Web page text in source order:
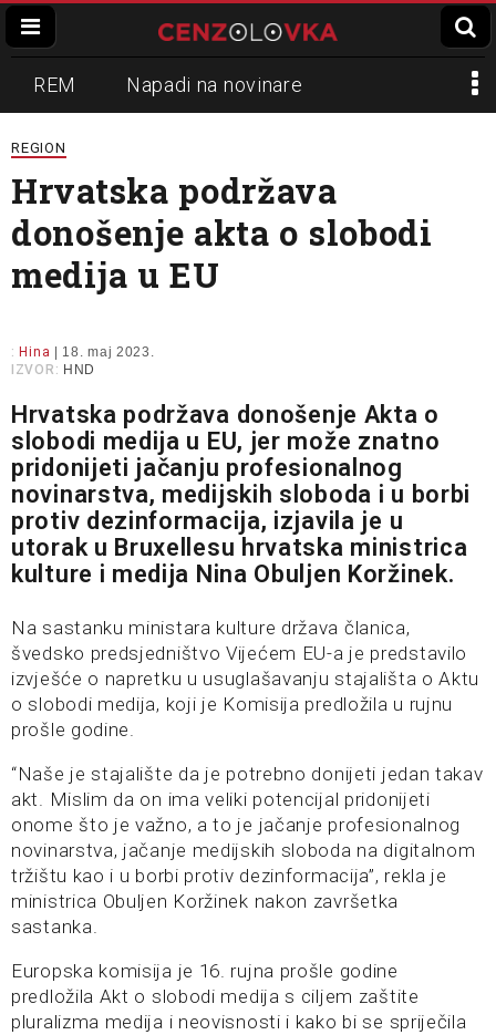
REM Napadi na novinare
Zvučni top
Propaganda Lokalni mediji
Informer Slavko Ćuruvija
REGION
Hrvatska podržava
donošenje akta o slobodi
medija u EU
: Hina | 18. maj 2023.
IZVOR: HND
Hrvatska podržava donošenje Akta o
slobodi medija u EU, jer može znatno
pridonijeti jačanju profesionalnog
novinarstva, medijskih sloboda i u borbi
protiv dezinformacija, izjavila je u
utorak u Bruxellesu hrvatska ministrica
kulture i medija Nina Obuljen Koržinek.
Na sastanku ministara kulture država članica,
švedsko predsjedništvo Vijećem EU-a je predstavilo
izvješće o napretku u usuglašavanju stajališta o Aktu
o slobodi medija, koji je Komisija predložila u rujnu
prošle godine.
“Naše je stajalište da je potrebno donijeti jedan takav
akt. Mislim da on ima veliki potencijal pridonijeti
onome što je važno, a to je jačanje profesionalnog
novinarstva, jačanje medijskih sloboda na digitalnom
tržištu kao i u borbi protiv dezinformacija”, rekla je
ministrica Obuljen Koržinek nakon završetka
sastanka.
Europska komisija je 16. rujna prošle godine
predložila Akt o slobodi medija s ciljem zaštite
pluralizma medija i neovisnosti i kako bi se spriječila